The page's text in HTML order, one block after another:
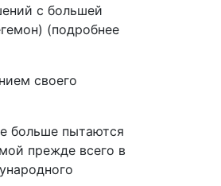
с большей
(подробнее
своего
больше пытаются
прежде всего в